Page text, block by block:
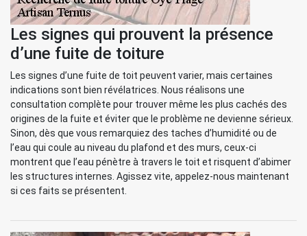
Les signes qui prouvent la présence
d’une fuite de toiture
Les signes d’une fuite de toit peuvent varier, mais certaines
indications sont bien révélatrices. Nous réalisons une
consultation complète pour trouver même les plus cachés des
origines de la fuite et éviter que le problème ne devienne sérieux.
Sinon, dès que vous remarquiez des taches d’humidité ou de
l’eau qui coule au niveau du plafond et des murs, ceux-ci
montrent que l’eau pénètre à travers le toit et risquent d’abimer
les structures internes. Agissez vite, appelez-nous maintenant
si ces faits se présentent.